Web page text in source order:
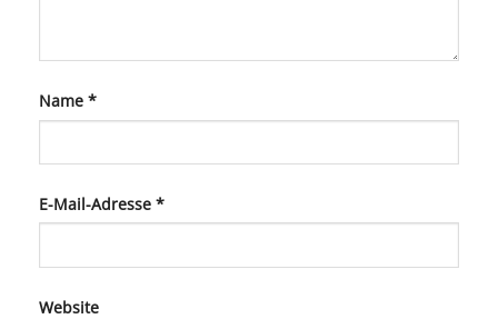
Name *
E-Mail-Adresse *
Website